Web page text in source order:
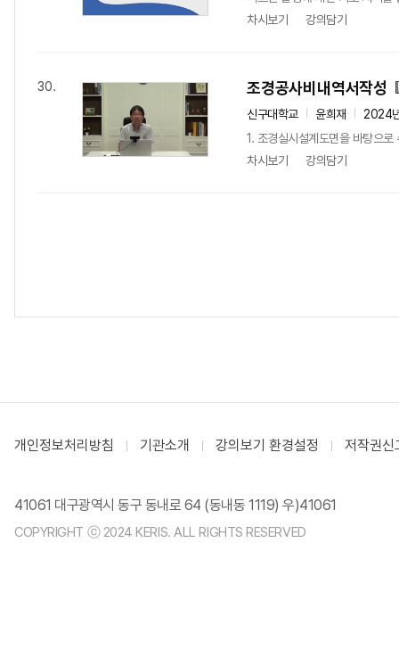
차시보기
강의담기
30. 조경공사비내역서작성
신구대학교 윤희재
2024
1. 조경실시설계도면을 바탕으
차시보기
강의담기
개인정보처리방침 기관소개 강의보기 환경설정 저작권신
41061 대구광역시 동구 동내로 64 (동내동 1119) 우)41061
COPYRIGHT ⓒ 2024 KERIS. ALL RIGHTS RESERVED